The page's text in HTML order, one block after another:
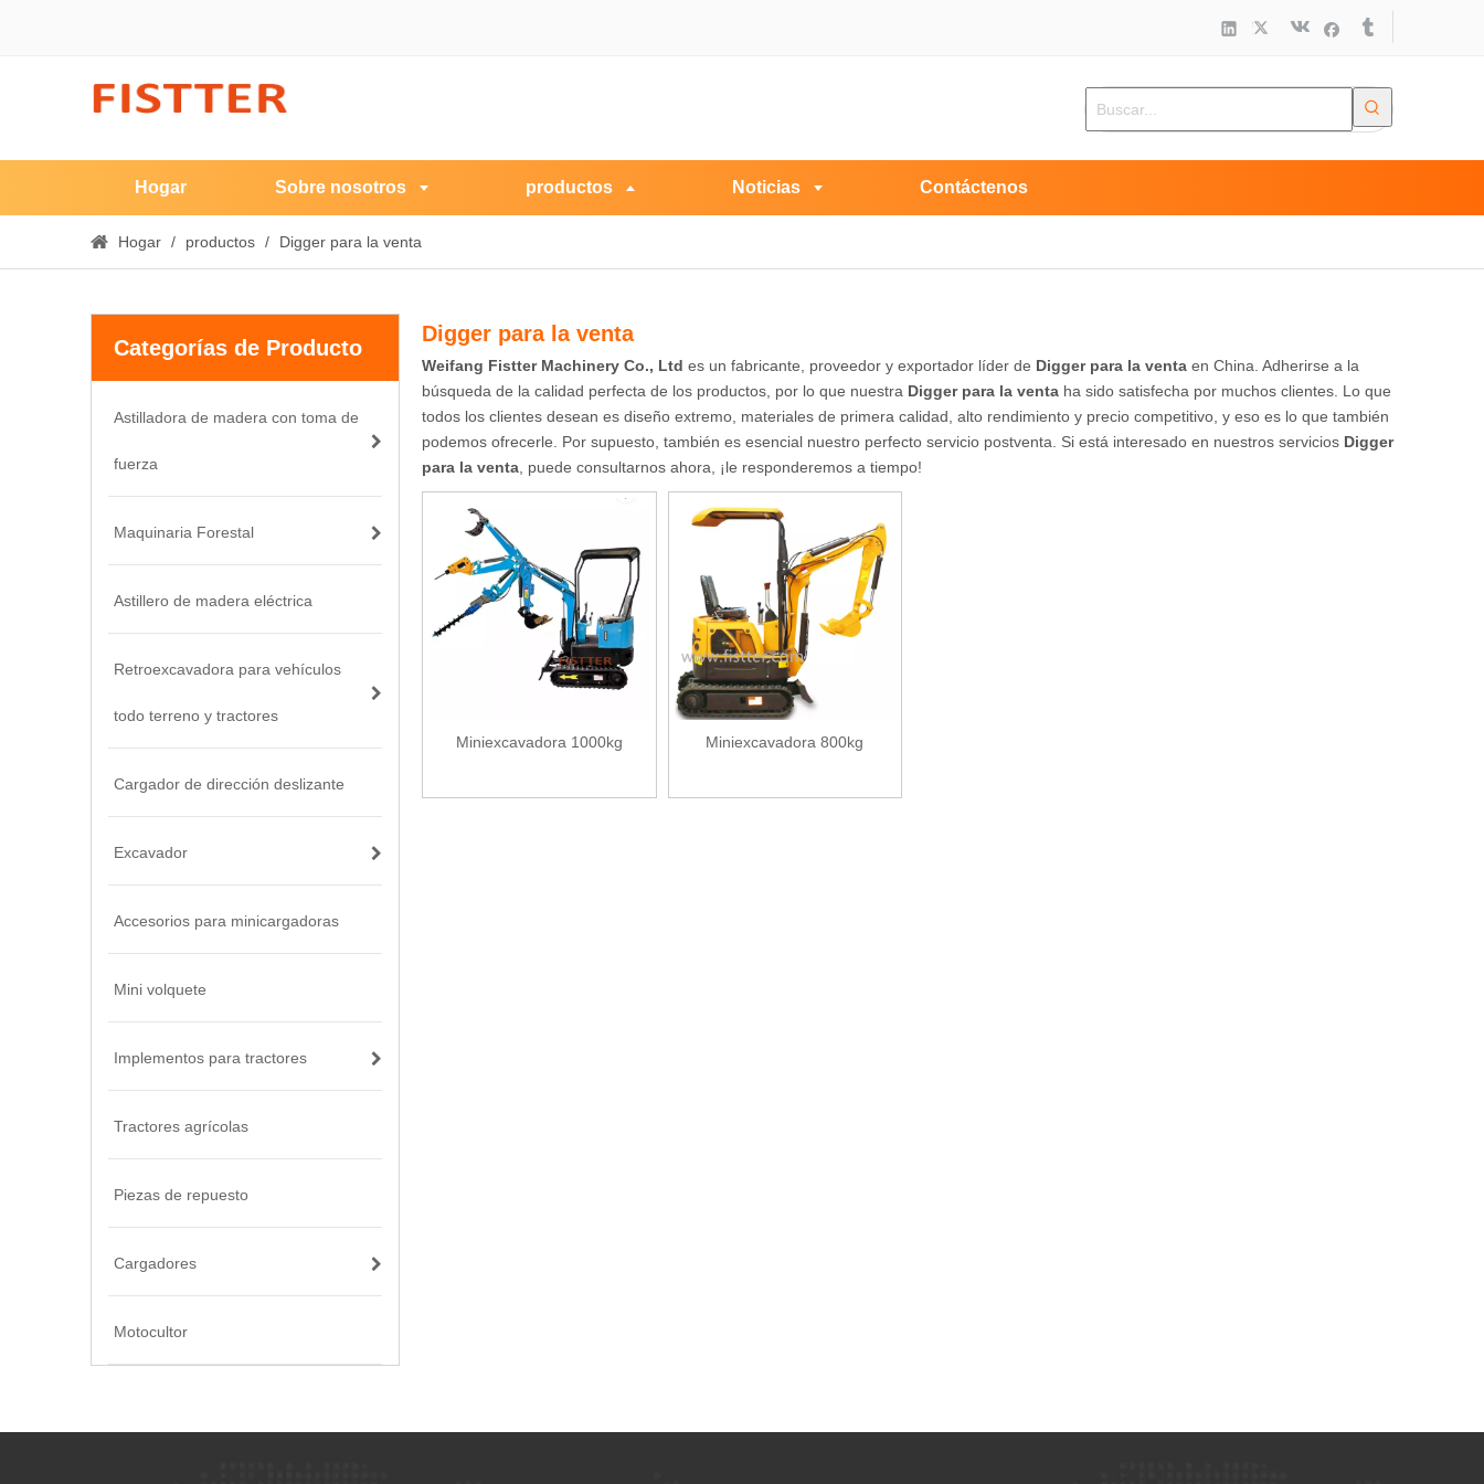
Hogar Sobre nosotros productos Noticias Contáctenos
Hogar / productos / Digger para la venta
Categorías de Producto
Astilladora de madera con toma de
fuerza
Maquinaria Forestal
Astillero de madera eléctrica
Retroexcavadora para vehículos
todo terreno y tractores
Cargador de dirección deslizante
Excavador
Accesorios para minicargadoras
Mini volquete
Implementos para tractores
Tractores agrícolas
Piezas de repuesto
Cargadores
Motocultor
Digger para la venta
Weifang Fistter Machinery Co., Ltd es un fabricante, proveedor y exportador líder de Digger para la venta en China. Adherirse a la
búsqueda de la calidad perfecta de los productos, por lo que nuestra Digger para la venta ha sido satisfecha por muchos clientes. Lo que
todos los clientes desean es diseño extremo, materiales de primera calidad, alto rendimiento y precio competitivo, y eso es lo que también
podemos ofrecerle. Por supuesto, también es esencial nuestro perfecto servicio postventa. Si está interesado en nuestros servicios Digger
para la venta , puede consultarnos ahora, ¡le responderemos a tiempo!
Miniexcavadora 1000kg Miniexcavadora 800kg